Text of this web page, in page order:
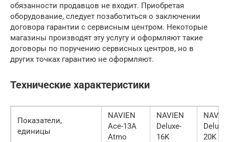
обязанности продавцов не входит. Приобретая
оборудование, следует позаботиться о заключении
договора гарантии с сервисным центром. Некоторые
магазины производят эту услугу и оформляют такие
договоры по поручению сервисных центров, но в
других точках гарантию не оформляют.
Технические характеристики
Показатели,
единицы
NAVIEN
Ace-13A
Atmo
NAVIEN
Deluxe-
16K
Deluxe-
20K